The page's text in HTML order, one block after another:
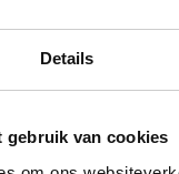
Details
gebruik van cookies